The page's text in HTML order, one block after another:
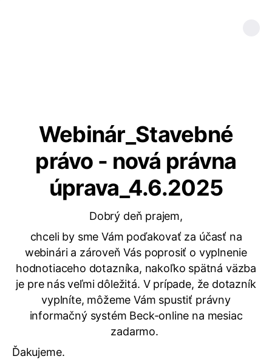
Webinár_Stavebné
právo - nová právna
úprava_4.6.2025
Dobrý deň prajem,
chceli by sme Vám poďakovať za účasť na
webinári a zároveň Vás poprosiť o vyplnenie
hodnotiaceho dotazníka, nakoľko spätná väzba
je pre nás veľmi dôležitá. V prípade, že dotazník
vyplníte, môžeme Vám spustiť právny
informačný systém Beck-online na mesiac
zadarmo.
Ďakujeme.